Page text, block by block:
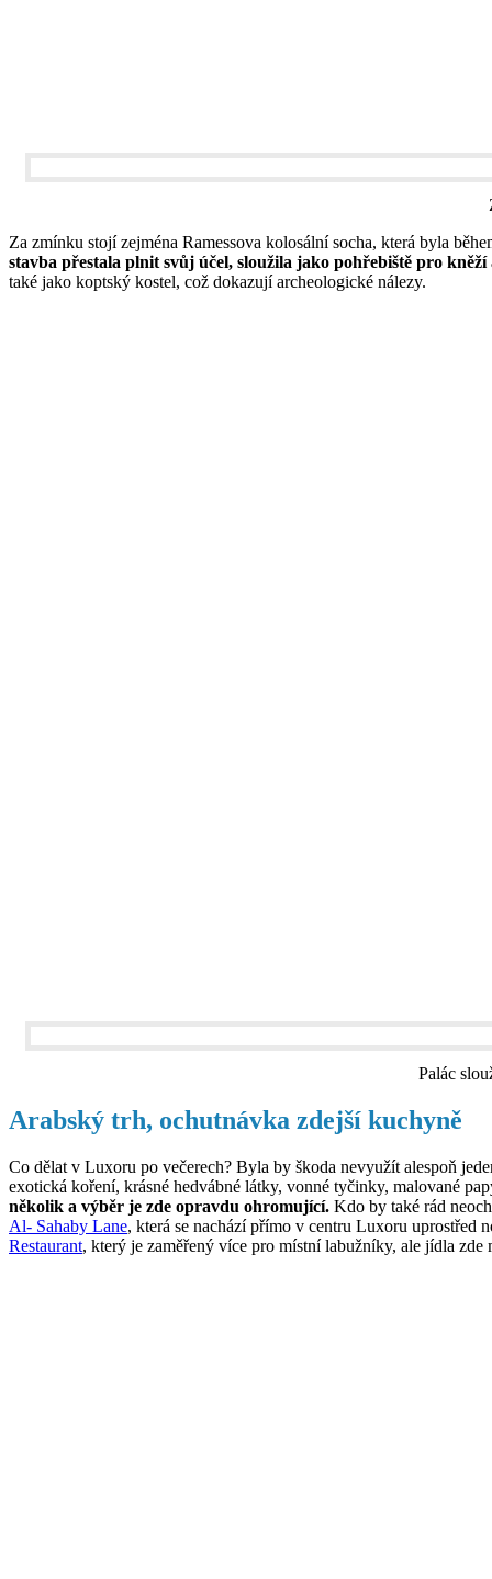
Za zmínku stojí zejména Ramessova kolosální socha, která byla
stavba přestala plnit svůj účel, sloužila jako pohřebiště pro
také jako koptský kostel, což dokazují archeologické nálezy.
Palác
Arabský trh, ochutnávka zdejší kuchyně
Co dělat v Luxoru po večerech? Byla by škoda nevyužít alespoň
exotická koření, krásné hedvábné látky, vonné tyčinky, malované
několik a výběr je zde opravdu ohromující. Kdo by také rád
Al- Sahaby Lane, která se nachází přímo v centru Luxoru uprostřed
Restaurant, který je zaměřený více pro místní labužníky, ale jídla